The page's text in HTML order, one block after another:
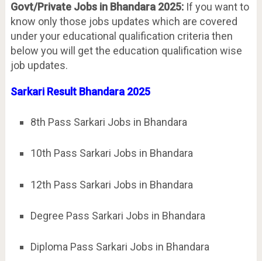
Govt/Private Jobs in Bhandara 2025:If you want to
know only those jobs updates which are covered
under your educational qualification criteria then
below you will get the education qualification wise
job updates.
Sarkari Result Bhandara 2025
8th Pass Sarkari Jobs in Bhandara
10th Pass Sarkari Jobs in Bhandara
12th Pass Sarkari Jobs in Bhandara
Degree Pass Sarkari Jobs in Bhandara
Diploma Pass Sarkari Jobs in Bhandara